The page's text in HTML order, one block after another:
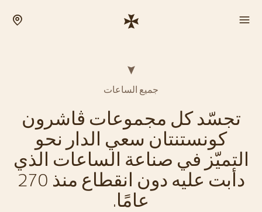
جميع الساعات
تجسّد كل مجموعات ڤاشرون
كونستنتان سعي الدار نحو
التميّز في صناعة الساعات الذي
دأبت عليه دون انقطاع منذ 270
عامًا.